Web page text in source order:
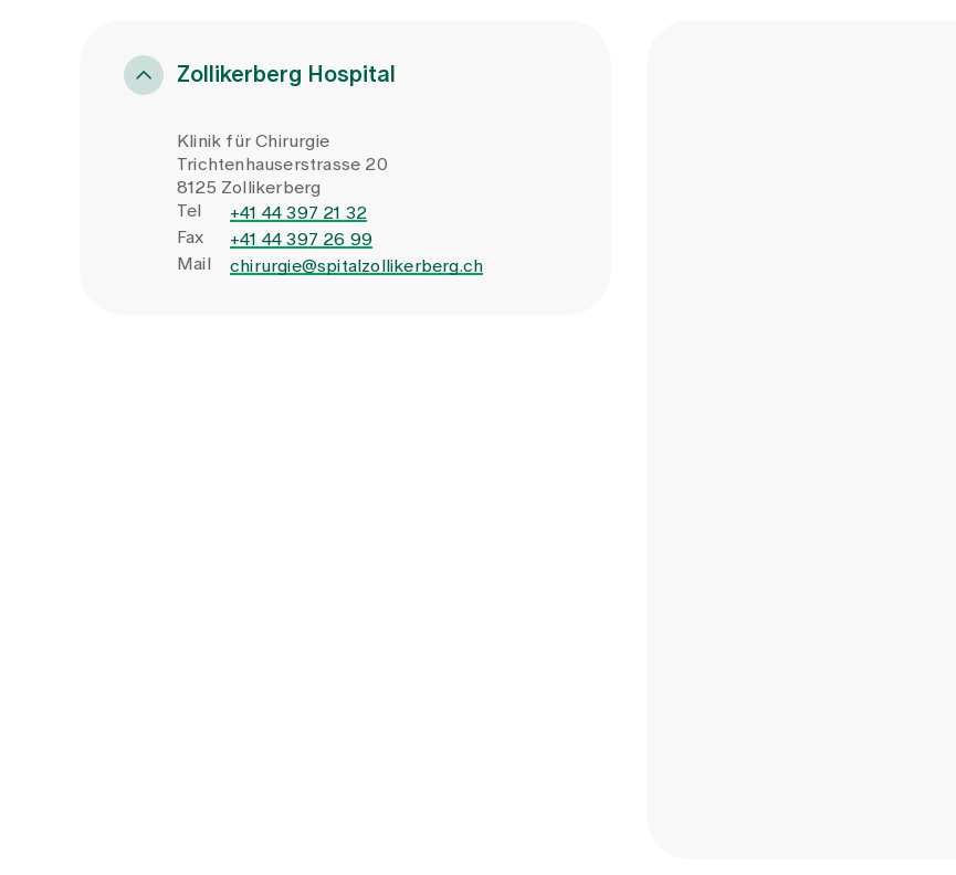
Zollikerberg Hospital
Klinik für Chirurgie
Trichtenhauserstrasse 20
8125 Zollikerberg
Tel
+41 44 397 21 32
Fax
+41 44 397 26 99
Mail
chirurgie@spitalzollikerberg.ch